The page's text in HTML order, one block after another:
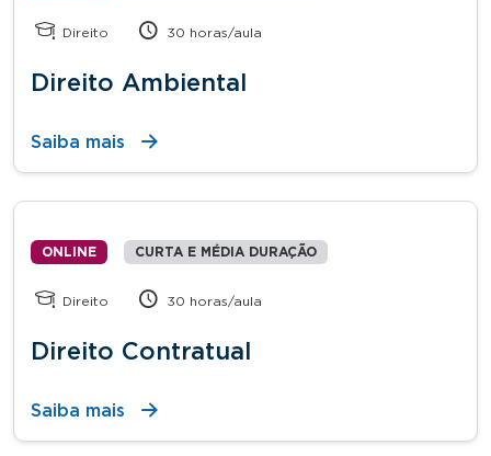
Direito 30 horas/aula
Direito Ambiental
Saiba mais
ONLINE CURTA E MÉDIA DURAÇÃO
Direito 30 horas/aula
Direito Contratual
Saiba mais